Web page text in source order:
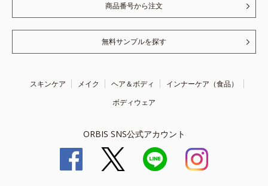
商品番号から注文
無料サンプルを探す
スキンケア メイク ヘア＆ボディ
インナーケア（食品）
ボディウェア
ORBIS SNS公式アカウント